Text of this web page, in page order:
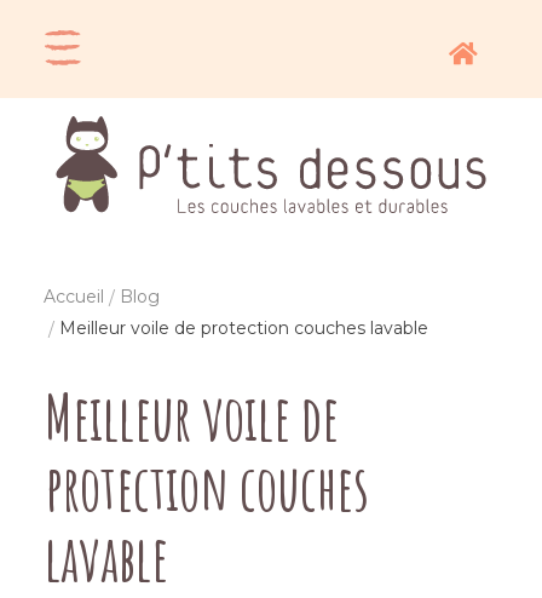
Accueil
Blog
Meilleur voile de protection couches lavable
Meilleur voile de
protection couches
lavable